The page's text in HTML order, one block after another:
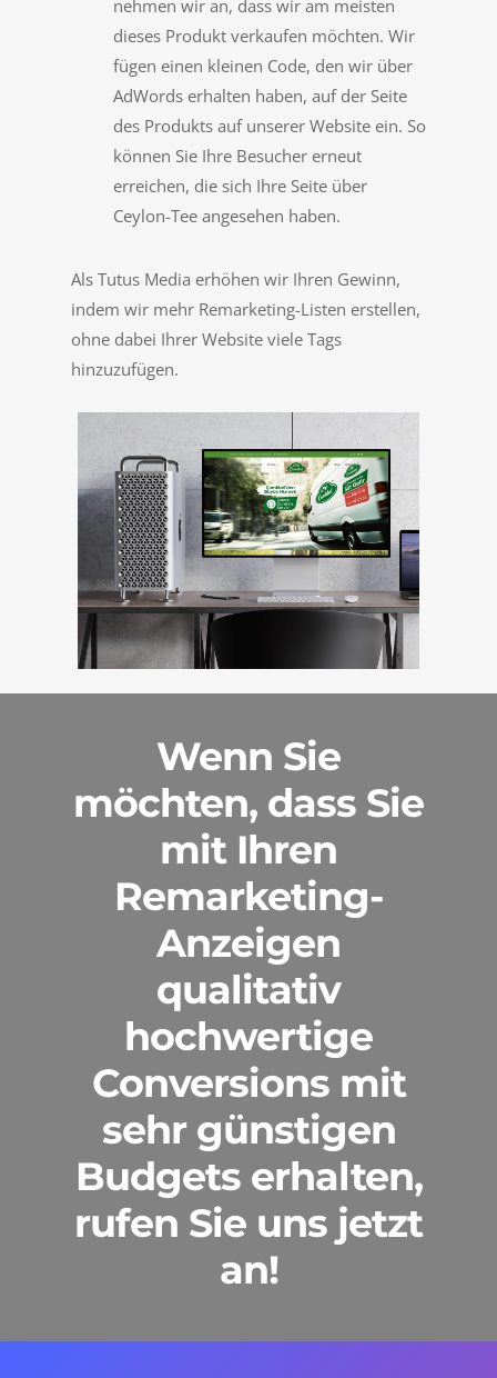
nehmen wir an, dass wir am meisten
dieses Produkt verkaufen möchten. Wir
fügen einen kleinen Code, den wir über
AdWords erhalten haben, auf der Seite
des Produkts auf unserer Website ein. So
können Sie Ihre Besucher erneut
erreichen, die sich Ihre Seite über
Ceylon-Tee angesehen haben.
Als Tutus Media erhöhen wir Ihren Gewinn,
indem wir mehr Remarketing-Listen erstellen,
ohne dabei Ihrer Website viele Tags
hinzuzufügen.
Wenn Sie
möchten, dass Sie
mit Ihren
Remarketing-
Anzeigen
qualitativ
hochwertige
Conversions mit
sehr günstigen
Budgets erhalten,
rufen Sie uns jetzt
an!